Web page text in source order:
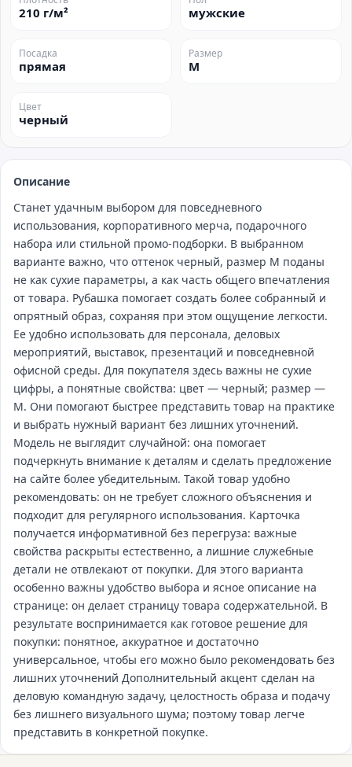
210 г/м² мужские
Посадка
прямая
Размер
M
Цвет
черный
Описание
Станет удачным выбором для повседневного
использования, корпоративного мерча, подарочного
набора или стильной промо‑подборки. В выбранном
варианте важно, что оттенок черный, размер M поданы
не как сухие параметры, а как часть общего впечатления
от товара. Рубашка помогает создать более собранный и
опрятный образ, сохраняя при этом ощущение легкости.
Ее удобно использовать для персонала, деловых
мероприятий, выставок, презентаций и повседневной
офисной среды. Для покупателя здесь важны не сухие
цифры, а понятные свойства: цвет — черный; размер —
M. Они помогают быстрее представить товар на практике
и выбрать нужный вариант без лишних уточнений.
Модель не выглядит случайной: она помогает
подчеркнуть внимание к деталям и сделать предложение
на сайте более убедительным. Такой товар удобно
рекомендовать: он не требует сложного объяснения и
подходит для регулярного использования. Карточка
получается информативной без перегруза: важные
свойства раскрыты естественно, а лишние служебные
детали не отвлекают от покупки. Для этого варианта
особенно важны удобство выбора и ясное описание на
странице: он делает страницу товара содержательной. В
результате воспринимается как готовое решение для
покупки: понятное, аккуратное и достаточно
универсальное, чтобы его можно было рекомендовать без
лишних уточнений Дополнительный акцент сделан на
деловую командную задачу, целостность образа и подачу
без лишнего визуального шума; поэтому товар легче
представить в конкретной покупке.